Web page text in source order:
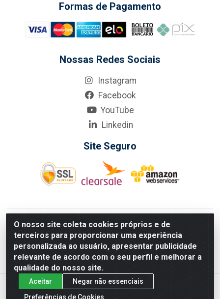
O nosso site coleta cookies próprios e de
terceiros para proporcionar uma experiência
personalizada ao usuário, apresentar publicidade
relevante de acordo com o seu perfil e melhorar a
qualidade do nosso site.
Aceitar
Negar não essenciais
Preferências de Cookies
Formas de Pagamento
Nossas Redes Sociais
Instagram
Facebook
YouTube
Linkedin
Site Seguro
KarneKeijo Logistica Integrada LTDA - Rod. Br-101 Sul, nº3700
- Barro, Recife/PE, 50900-400 CNPJ: 24.150.377/0001-95
Estados atendidos pela KarneKeijo: PE, PB e RN.